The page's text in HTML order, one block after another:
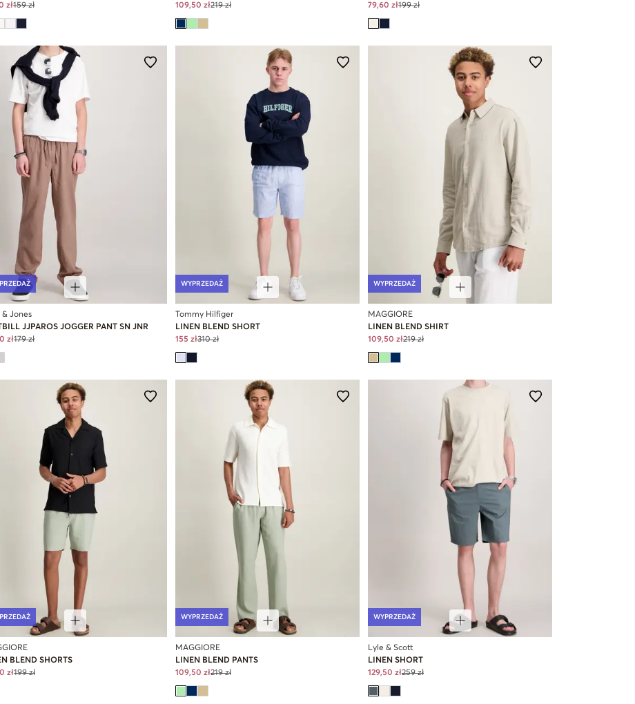
zł159 zł
109,50 zł219 zł
79,60 zł199 zł
& Jones
JJPAROS JOGGER PANT SN JNR
zł179 zł
WYPRZEDAŻ
Tommy Hilfiger
LINEN BLEND SHORT
155 zł310 zł
WYPRZEDAŻ
MAGGIORE
LINEN BLEND SHIRT
109,50 zł219 zł
BLEND SHORTS
zł199 zł
WYPRZEDAŻ
MAGGIORE
LINEN BLEND PANTS
109,50 zł219 zł
WYPRZEDAŻ
Lyle & Scott
LINEN SHORT
129,50 zł259 zł